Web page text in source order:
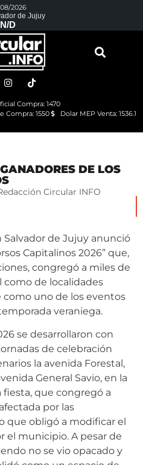
2026
de Jujuy
N/D
Compra: 1470
Compra: 1550
Dolar MEP Venta: 1536.1
DE LOS
Circular INFO
Salvador de Jujuy anunció
Capitalinos 2026” que,
congregó a miles de
como de localidades
como uno de los eventos
veraniega.
se desarrollaron con
de celebración
la avenida Forestal,
General Savio, en la
fiesta, que congregó a
por las
que obligó a modificar el
el municipio. A pesar de
no se vio opacado y